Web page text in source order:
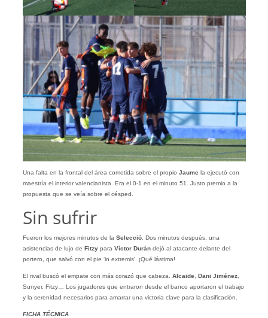
Una falta en la frontal del área cometida sobre el propio Jaumela ejecutó con
maestría el interior valencianista. Era el 0-1 en el minuto 51. Justo premio a la
propuesta que se veía sobre el césped.
Sin sufrir
Fueron los mejores minutos de la Selecció. Dos minutos después, una
asistencias de lujo de Fitzypara Víctor Durándejó al atacante delante del
portero, que salvó con el pie ‘in extremis’. ¡Qué lástima!
El rival buscó el empate con más corazó que cabeza. Alcaide, Dani Jiménez,
Sunyer, Fitzy… Los jugadores que entraron desde el banco aportaron el trabajo
y la serenidad necesarios para amarrar una victoria clave para la clasificación.
FICHA TÉCNICA